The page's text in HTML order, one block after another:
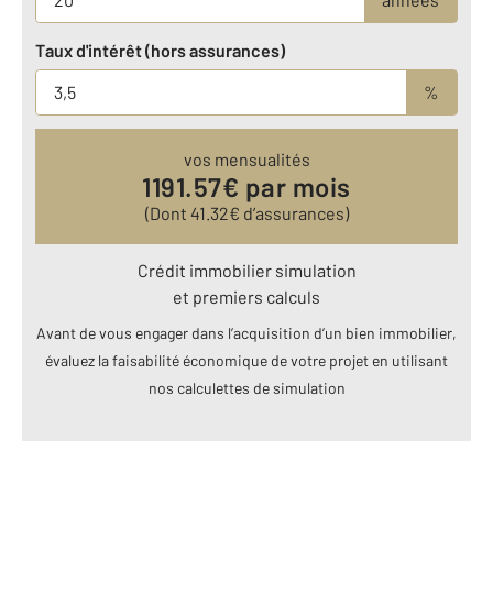
Taux d'intérêt (hors assurances)
%
vos mensualités
1191.57€ par mois
(Dont 41.32€ d’assurances)
Crédit immobilier simulation
et premiers calculs
Avant de vous engager dans l’acquisition d’un bien immobilier,
évaluez la faisabilité économique de votre projet en utilisant
nos calculettes de simulation